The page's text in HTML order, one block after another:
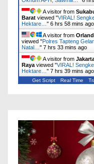
A visitor from
Barat viewed "VIRAL!
Hektare… " 6 hrs 58 mins ago
A visitor from
viewed "Polres Tapteng
Natal… " 7 hrs 33 mins ago
A visitor from
Raya viewed "VIRAL!
Hektare… " 7 hrs 39 mins ago
Get Script Real Time